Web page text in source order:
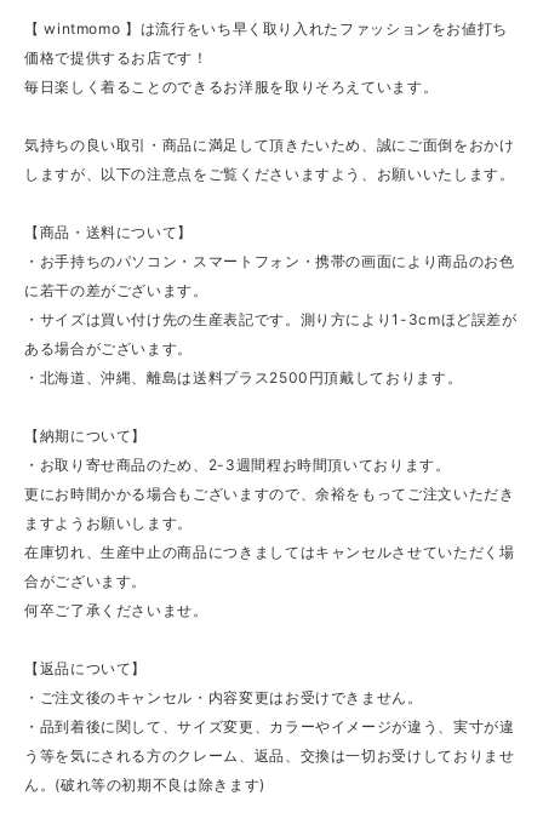
【 wintmomo 】は流行をいち早く取り入れたファッションをお値打ち
価格で提供するお店です！
毎日楽しく着ることのできるお洋服を取りそろえています。
気持ちの良い取引・商品に満足して頂きたいため、誠にご面倒をおかけ
しますが、以下の注意点をご覧くださいますよう、お願いいたします。
【商品・送料について】
・お手持ちのパソコン・スマートフォン・携帯の画面により商品のお色
に若干の差がございます。
・サイズは買い付け先の生産表記です。測り方により1-3cmほど誤差が
ある場合がございます。
・北海道、沖縄、離島は送料プラス2500円頂戴しております。
【納期について】
・お取り寄せ商品のため、2-3週間程お時間頂いております。
更にお時間かかる場合もございますので、余裕をもってご注文いただき
ますようお願いします。
在庫切れ、生産中止の商品につきましてはキャンセルさせていただく場
合がございます。
何卒ご了承くださいませ。
【返品について】
・ご注文後のキャンセル・内容変更はお受けできません。
・品到着後に関して、サイズ変更、カラーやイメージが違う、実寸が違
う等を気にされる方のクレーム、返品、交換は一切お受けしておりませ
ん。(破れ等の初期不良は除きます)